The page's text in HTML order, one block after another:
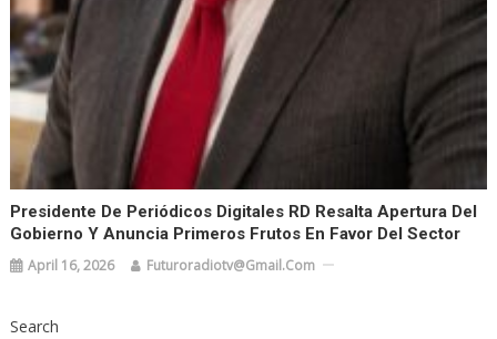
Presidente De Periódicos Digitales RD Resalta Apertura Del
Gobierno Y Anuncia Primeros Frutos En Favor Del Sector
April 16, 2026 Futuroradiotv@gmail.com
Search